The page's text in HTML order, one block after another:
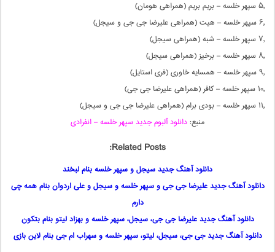
۵٫ سپهر خلسه – بریم بریم (همراهی هومان)
۶٫ سپهر خلسه – هیت (همراهی علیرضا جی جی و سیجل)
۷٫ سپهر خلسه – شبه (همراهی سیجل)
۸٫ سپهر خلسه – برخیز (همراهی سیجل)
۹٫ سپهر خلسه – همسایه خاوری (فری استایل)
۱۰٫ سپهر خلسه – کافر (همراهی علیرضا جی جی)
۱۱٫ سپهر خلسه – بودی برام (همراهی علیرضا جی جی و سیجل)
منبع: دانلود آلبوم جدید سپهر خلسه – انفرادی
Related Posts:
دانلود آهنگ جدید سیجل و سپهر خلسه بنام لبخند
دانلود آهنگ جدید علیرضا جی جی و سپهر خلسه و سیجل و علی اردوان بنام همه چی
دارم
دانلود آهنگ جدید علیرضا جی جی، سیجل، سپهر خلسه و بهزاد لیتو بنام بتکون
دانلود آهنگ جدید جی جی، سیجل، لیتو، سپهر خلسه و سهراب ام جی بنام لاین بازی